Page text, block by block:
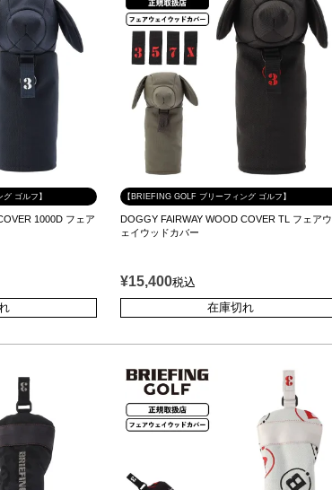
ゴルフ】
1000D フェア
【BRIEFING GOLF ブリーフィング ゴルフ】
DOGGY FAIRWAY WOOD COVER TL フェアウ
ェイウッドカバー
¥15,400税込
在庫切れ